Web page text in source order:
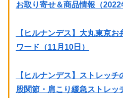
お取り寄せ＆商品情報（2022
【ヒルナンデス】大丸東京
ワード（11月10日）
【ヒルナンデス】ストレッチ
股関節・肩こり緩急ストレッ